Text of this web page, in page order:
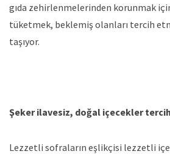
gıda zehirlenmelerinden korunmak
tüketmek, beklemiş olanları tercih
taşıyor.
Şeker ilavesiz, doğal içecekler
Lezzetli sofraların eşlikçisi lezzetli